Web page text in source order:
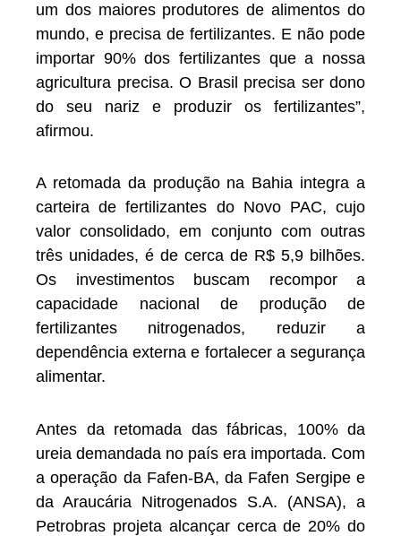
um dos maiores produtores de alimentos do
mundo, e precisa de fertilizantes. E não pode
importar 90% dos fertilizantes que a nossa
agricultura precisa. O Brasil precisa ser dono
do seu nariz e produzir os fertilizantes”,
afirmou.
A retomada da produção na Bahia integra a
carteira de fertilizantes do Novo PAC, cujo
valor consolidado, em conjunto com outras
três unidades, é de cerca de R$ 5,9 bilhões.
Os investimentos buscam recompor a
capacidade nacional de produção de
fertilizantes nitrogenados, reduzir a
dependência externa e fortalecer a segurança
alimentar.
Antes da retomada das fábricas, 100% da
ureia demandada no país era importada. Com
a operação da Fafen-BA, da Fafen Sergipe e
da Araucária Nitrogenados S.A. (ANSA), a
Petrobras projeta alcançar cerca de 20% do